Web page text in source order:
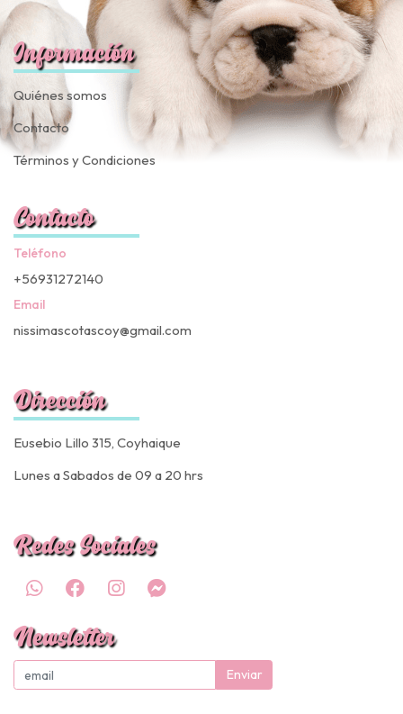
Información
Quiénes somos
Contacto
Términos y Condiciones
Contacto
Teléfono
+56931272140
Email
nissimascotascoy@gmail.com
Dirección
Eusebio Lillo 315, Coyhaique
Lunes a Sabados de 09 a 20 hrs
Redes Sociales
Newsletter
Enviar